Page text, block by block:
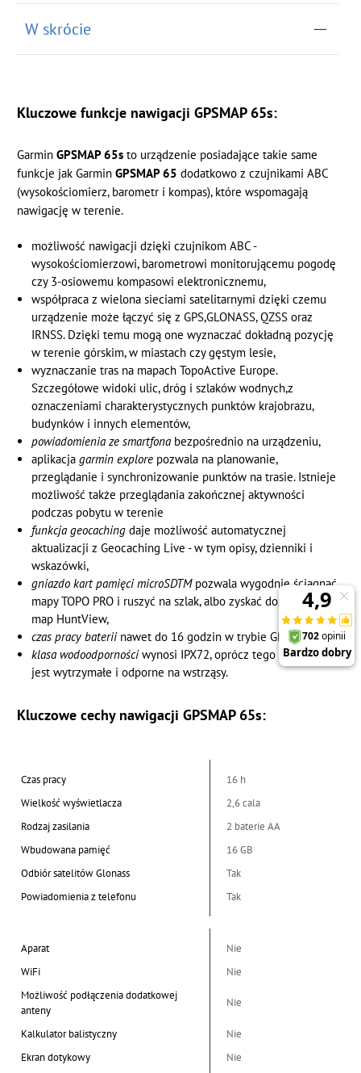
W skrócie
Kluczowe funkcje nawigacji GPSMAP 65s:
GarminGPSMAP 65s to urządzenie posiadające takie same
funkcje jak GarminGPSMAP 65dodatkowo z czujnikami ABC
(wysokościomierz, barometr i kompas), które wspomagają
nawigację w terenie.
możliwość nawigacji dzięki czujnikom ABC -
wysokościomierzowi, barometrowi monitorującemu pogodę
czy 3-osiowemu kompasowi elektronicznemu,
współpraca z wielona sieciami satelitarnymi dzięki czemu
urządzenie może łączyć się z GPS,GLONASS, QZSS oraz
IRNSS. Dzięki temu mogą one wyznaczać dokładną pozycję
w terenie górskim, w miastach czy gęstym lesie,
wyznaczanie tras na mapach TopoActive Europe.
Szczegółowe widoki ulic, dróg i szlaków wodnych,z
oznaczeniami charakterystycznych punktów krajobrazu,
budynków i innych elementów,
powiadomienia ze smartfonabezpośrednio na urządzeniu,
aplikacja garmin explorepozwala na planowanie,
przeglądanie i synchronizowanie punktów na trasie. Istnieje
możliwość także przeglądania zakończnej aktywności
podczas pobytu w terenie
funkcja geocachingdaje możliwość automatycznej
aktualizacji z Geocaching Live - w tym opisy, dzienniki i
wskazówki,
gniazdo kart pamięci microSDTMpozwala wygodnie ściągnąć
mapy TOPO PRO i ruszyć na szlak, albo zyskać dostęp do
map HuntView,
czas pracy bateriinawet do 16 godzin w trybie GPS
klasa wodoodpornościwynosi IPX72, oprócz tego urządzenie
jest wytrzymałe i odporne na wstrząsy.
Kluczowe cechy nawigacji GPSMAP 65s:
Czas pracy
16 h
Wielkość wyświetlacza
2,6 cala
Rodzaj zasilania
2 baterie AA
Wbudowana pamięć
16 GB
Odbiór satelitów Glonass
Tak
Powiadomienia z telefonu
Tak
Aparat
Nie
WiFi
Nie
Możliwość podłączenia dodatkowej
anteny
Nie
Kalkulator balistyczny
Nie
Ekran dotykowy
Nie